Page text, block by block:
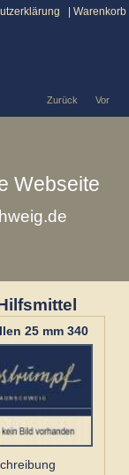
Webseite
Warenkorb
25 mm 340
Zurück Vor